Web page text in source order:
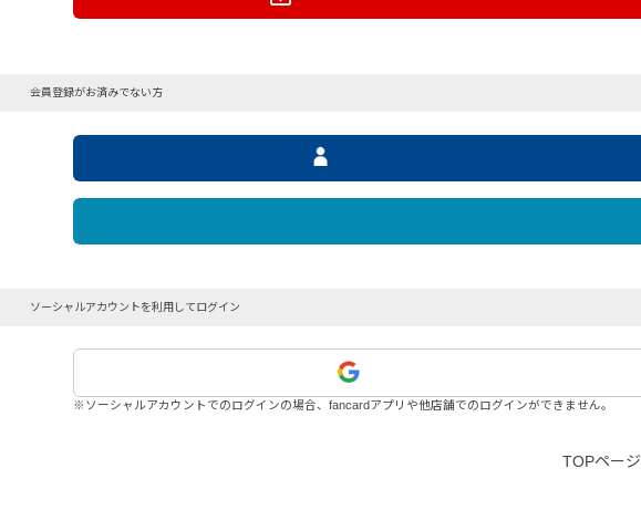
会員登録がお済みでない方
ソーシャルアカウントを利用してログイン
※ソーシャルアカウントでのログインの場合、fancardアプリや他店舗でのログインができません。
TOPページ